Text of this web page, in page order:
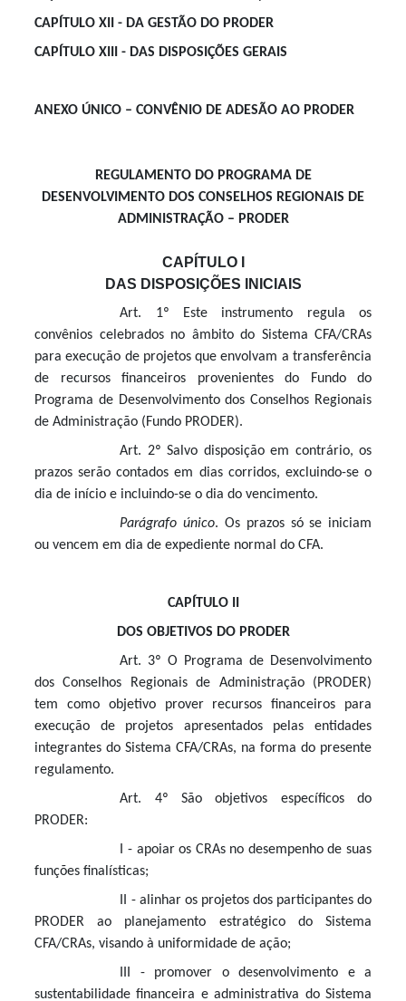
CAPÍTULO XII - DA GESTÃO DO PRODER
CAPÍTULO XIII - DAS DISPOSIÇÕES GERAIS
ANEXO ÚNICO – CONVÊNIO DE ADESÃO AO PRODER
REGULAMENTO DO PROGRAMA DE
DESENVOLVIMENTO DOS CONSELHOS REGIONAIS DE
ADMINISTRAÇÃO – PRODER
CAPÍTULO I
DAS DISPOSIÇÕES INICIAIS
Art. 1º Este instrumento regula os
convênios celebrados no âmbito do Sistema CFA/CRAs
para execução de projetos que envolvam a transferência
de recursos financeiros provenientes do Fundo do
Programa de Desenvolvimento dos Conselhos Regionais
de Administração (Fundo PRODER).
Art. 2º Salvo disposição em contrário, os
prazos serão contados em dias corridos, excluindo-se o
dia de início e incluindo-se o dia do vencimento.
Parágrafo único. Os prazos só se iniciam
ou vencem em dia de expediente normal do CFA.
CAPÍTULO II
DOS OBJETIVOS DO PRODER
Art. 3º O Programa de Desenvolvimento
dos Conselhos Regionais de Administração (PRODER)
tem como objetivo prover recursos financeiros para
execução de projetos apresentados pelas entidades
integrantes do Sistema CFA/CRAs, na forma do presente
regulamento.
Art. 4º São objetivos específicos do
PRODER:
I - apoiar os CRAs no desempenho de suas
funções finalísticas;
II - alinhar os projetos dos participantes do
PRODER ao planejamento estratégico do Sistema
CFA/CRAs, visando à uniformidade de ação;
III - promover o desenvolvimento e a
sustentabilidade financeira e administrativa do Sistema